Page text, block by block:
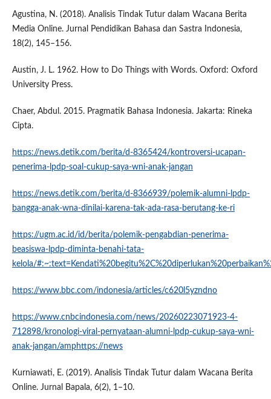
Agustina, N. (2018). Analisis Tindak Tutur dalam Wacana Berita
Media Online. Jurnal Pendidikan Bahasa dan Sastra Indonesia,
18(2), 145–156.
Austin, J. L. 1962. How to Do Things with Words. Oxford: Oxford
University Press.
Chaer, Abdul. 2015. Pragmatik Bahasa Indonesia. Jakarta: Rineka
Cipta.
https://news.detik.com/berita/d-8365424/kontroversi-ucapan-
penerima-lpdp-soal-cukup-saya-wni-anak-jangan
https://news.detik.com/berita/d-8366939/polemik-alumni-lpdp-
bangga-anak-wna-dinilai-karena-tak-ada-rasa-berutang-ke-ri
https://ugm.ac.id/id/berita/polemik-pengabdian-penerima-
beasiswa-lpdp-diminta-benahi-tata-
kelola/
https://www.bbc.com/indonesia/articles/c620l5yzndno
https://www.cnbcindonesia.com/news/20260223071923-4-
712898/kronologi-viral-pernyataan-alumni-lpdp-cukup-saya-wni-
anak-jangan/amphttps://news
Kurniawati, E. (2019). Analisis Tindak Tutur dalam Wacana Berita
Online. Jurnal Bapala, 6(2), 1–10.